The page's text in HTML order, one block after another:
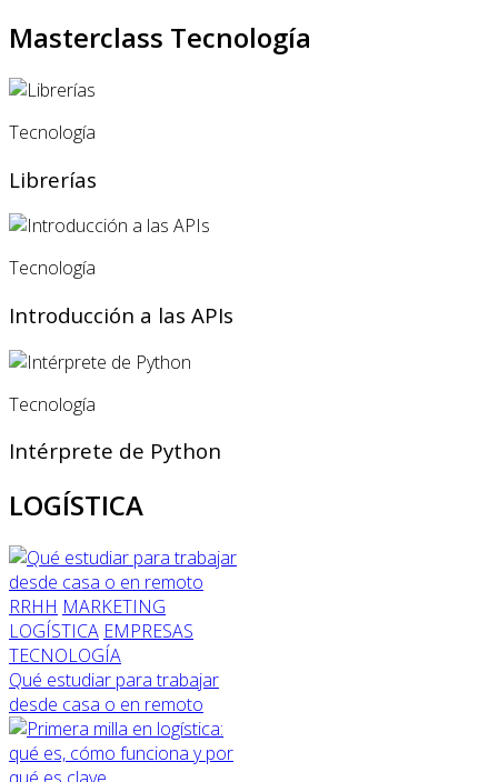
Masterclass Tecnología
Tecnología
Librerías
Tecnología
Introducción a las APIs
Tecnología
Intérprete de Python
LOGÍSTICA
RRHH MARKETING
LOGÍSTICA EMPRESAS
TECNOLOGÍA
Qué estudiar para trabajar
desde casa o en remoto